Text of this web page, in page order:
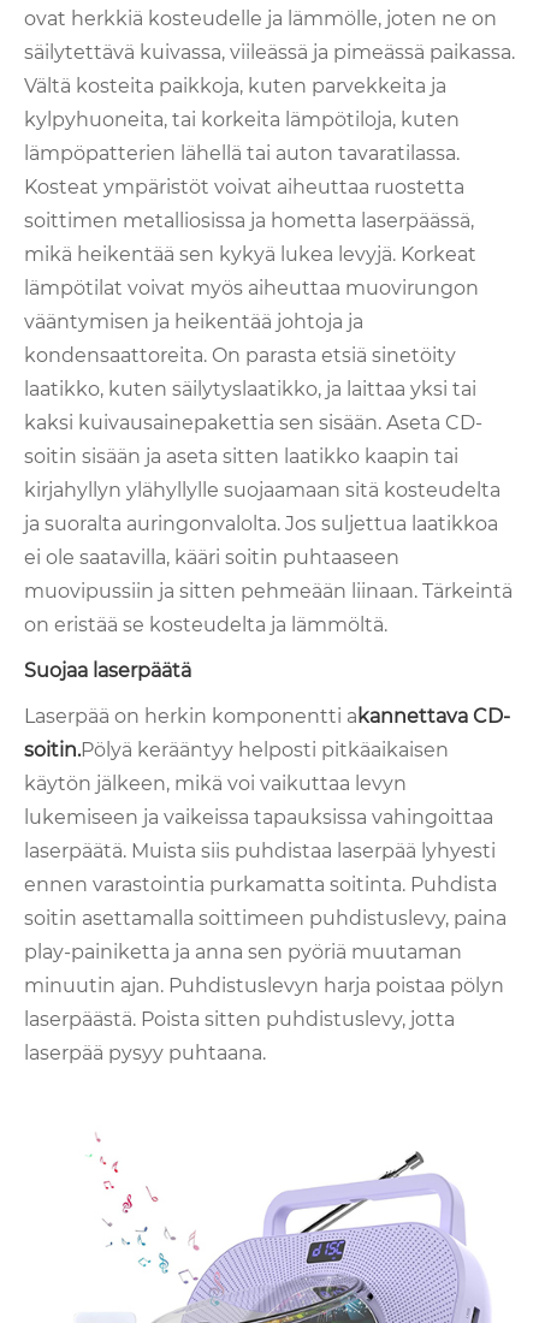
ovat herkkiä kosteudelle ja lämmölle, joten ne on
säilytettävä kuivassa, viileässä ja pimeässä paikassa.
Vältä kosteita paikkoja, kuten parvekkeita ja
kylpyhuoneita, tai korkeita lämpötiloja, kuten
lämpöpatterien lähellä tai auton tavaratilassa.
Kosteat ympäristöt voivat aiheuttaa ruostetta
soittimen metalliosissa ja hometta laserpäässä,
mikä heikentää sen kykyä lukea levyjä. Korkeat
lämpötilat voivat myös aiheuttaa muovirungon
vääntymisen ja heikentää johtoja ja
kondensaattoreita. On parasta etsiä sinetöity
laatikko, kuten säilytyslaatikko, ja laittaa yksi tai
kaksi kuivausainepakettia sen sisään. Aseta CD-
soitin sisään ja aseta sitten laatikko kaapin tai
kirjahyllyn ylähyllylle suojaamaan sitä kosteudelta
ja suoralta auringonvalolta. Jos suljettua laatikkoa
ei ole saatavilla, kääri soitin puhtaaseen
muovipussiin ja sitten pehmeään liinaan. Tärkeintä
on eristää se kosteudelta ja lämmöltä.
Suojaa laserpäätä
Laserpää on herkin komponentti a kannettava CD-
soitin.Pölyä kerääntyy helposti pitkäaikaisen
käytön jälkeen, mikä voi vaikuttaa levyn
lukemiseen ja vaikeissa tapauksissa vahingoittaa
laserpäätä. Muista siis puhdistaa laserpää lyhyesti
ennen varastointia purkamatta soitinta. Puhdista
soitin asettamalla soittimeen puhdistuslevy, paina
play-painiketta ja anna sen pyöriä muutaman
minuutin ajan. Puhdistuslevyn harja poistaa pölyn
laserpäästä. Poista sitten puhdistuslevy, jotta
laserpää pysyy puhtaana.